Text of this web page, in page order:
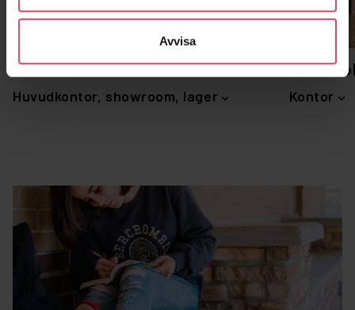
Avvisa
Malmö
Huvudkontor, showroom, lager Kontor